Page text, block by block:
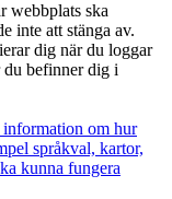
webbplats ska
inte att stänga av.
dig när du loggar
befinner dig i
information om hur
språkval, kartor,
kunna fungera